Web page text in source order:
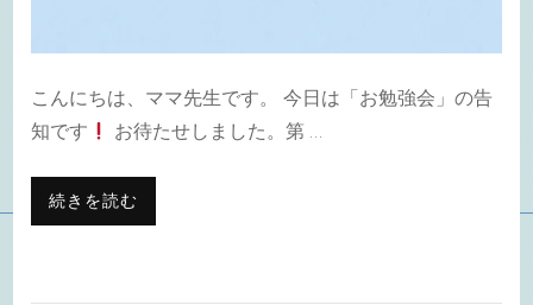
こんにちは、ママ先生です。 今日は「お勉強会」の告
知です
お待たせしました。第 …
続きを読む